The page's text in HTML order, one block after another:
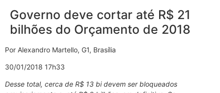
Governo deve cortar até R$ 21
bilhões do Orçamento de 2018
Por Alexandro Martello, G1, Brasília
30/01/2018 17h33
Desse total, cerca de R$ 13 bi devem ser bloqueados